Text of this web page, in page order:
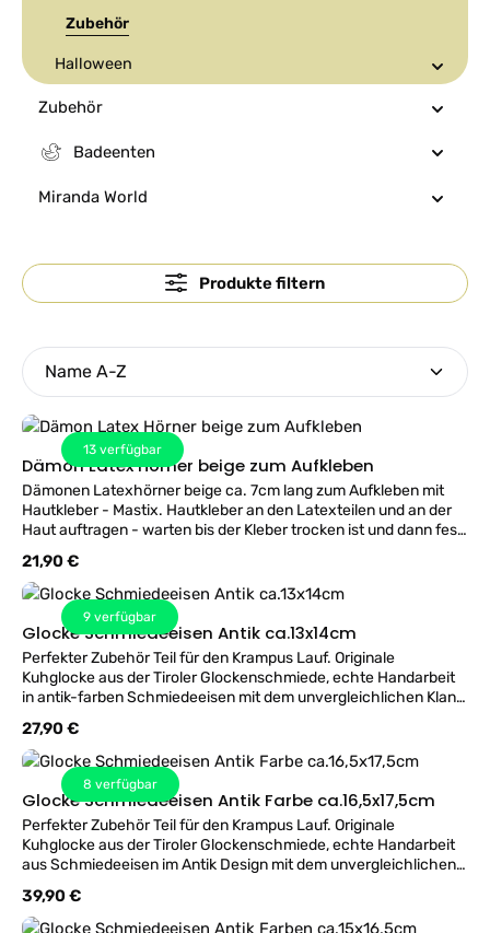
Zubehör
Halloween
Zubehör
Badeenten
Miranda World
Produkte filtern
13 verfügbar
Dämon Latex Hörner beige zum Aufkleben
Dämonen Latexhörner beige ca. 7cm lang zum Aufkleben mit
Hautkleber - Mastix. Hautkleber an den Latexteilen und an der
Haut auftragen - warten bis der Kleber trocken ist und dann fest
Super Effekt. Lieferung ohne Hautkleber!
Regulärer Preis:
21,90 €
9 verfügbar
Glocke Schmiedeeisen Antik ca.13x14cm
Perfekter Zubehör Teil für den Krampus Lauf. Originale
Kuhglocke aus der Tiroler Glockenschmiede, echte Handarbeit
in antik-farben Schmiedeeisen mit dem unvergleichlichen Klang
Abmessungen: offene Unterseite ca. 8cm, Innenbreite des
Bügels zum Durchziehen des Gürtel ca. 6cm, Gesamthöhe ca.
14cm, Gewicht ca. 500 Gramm. Passend für Gürtelbreite 4,5 bis
6cm.
Regulärer Preis:
27,90 €
8 verfügbar
Glocke Schmiedeeisen Antik Farbe ca.16,5x17,5cm
Perfekter Zubehör Teil für den Krampus Lauf. Originale
Kuhglocke aus der Tiroler Glockenschmiede, echte Handarbeit
aus Schmiedeeisen im Antik Design mit dem unvergleichlichen
Abmessungen: offene Unterseite ca. 9cm, Innenbreite des
Bügels zum Durchziehen des Gürtel ca. 6,5cm, Gesamthöhe ca.
Regulärer Preis:
39,90 €